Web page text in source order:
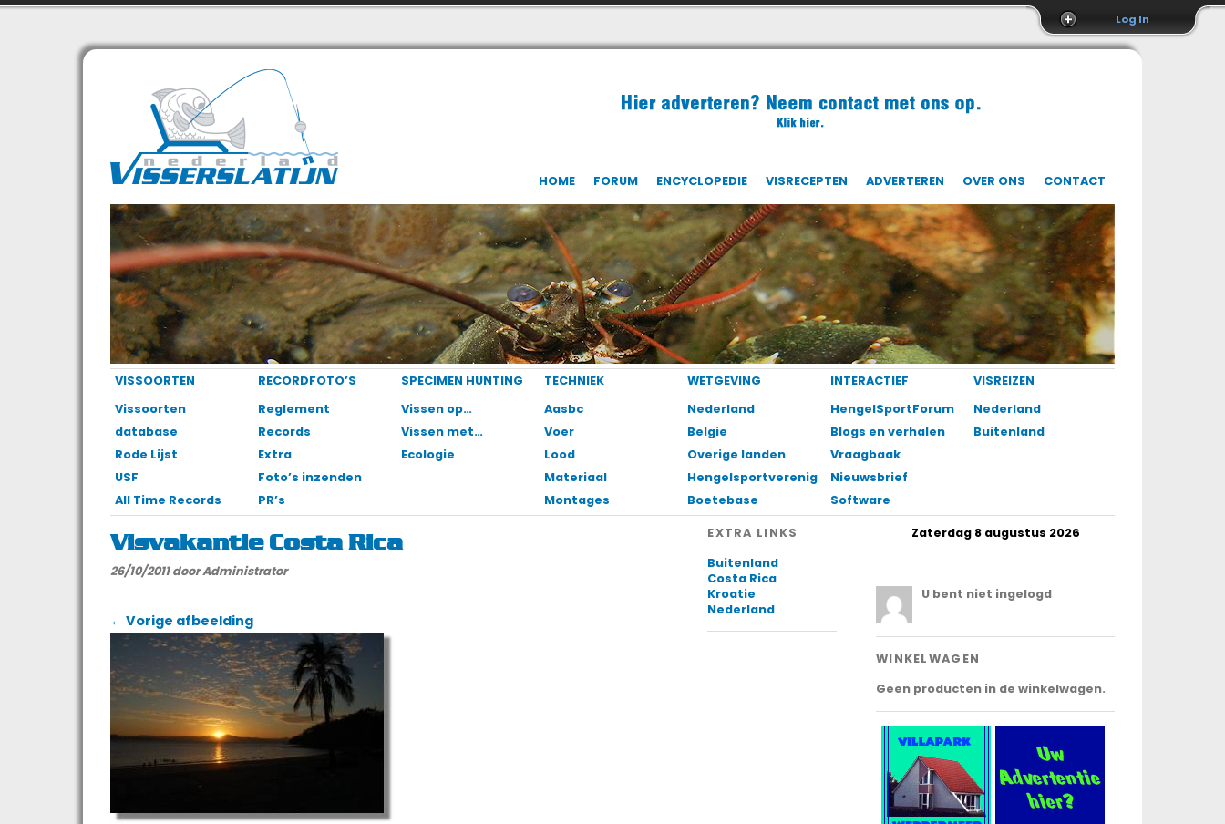
Log In
HOME FORUM ENCYCLOPEDIE VISRECEPTEN ADVERTEREN OVER ONS CONTACT
VISSOORTEN
Vissoorten
database
Rode Lijst
USF
All Time Records
RECORDFOTO’S
Reglement
Records
Extra
Foto’s inzenden
PR’s
SPECIMEN HUNTING
Vissen op…
Vissen met…
Ecologie
TECHNIEK
Aasbc
Voer
Lood
Materiaal
Montages
WETGEVING
Nederland
Belgie
Overige landen
Hengelsportverenigingen
Boetebase
INTERACTIEF
HengelSportForum
Blogs en verhalen
Vraagbaak
Nieuwsbrief
Software
VISREIZEN
Nederland
Buitenland
Visvakantie Costa Rica
26/10/2011 door Administrator
← Vorige afbeelding
EXTRA LINKS
Buitenland
Costa Rica
Kroatie
Nederland
Zaterdag 8 augustus 2026
U bent niet ingelogd
WINKELWAGEN
Geen producten in de winkelwagen.